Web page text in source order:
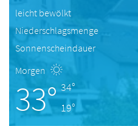
leicht bewölkt
Niederschlagsmenge
Sonnenscheindauer
Morgen
33° 34°
19°